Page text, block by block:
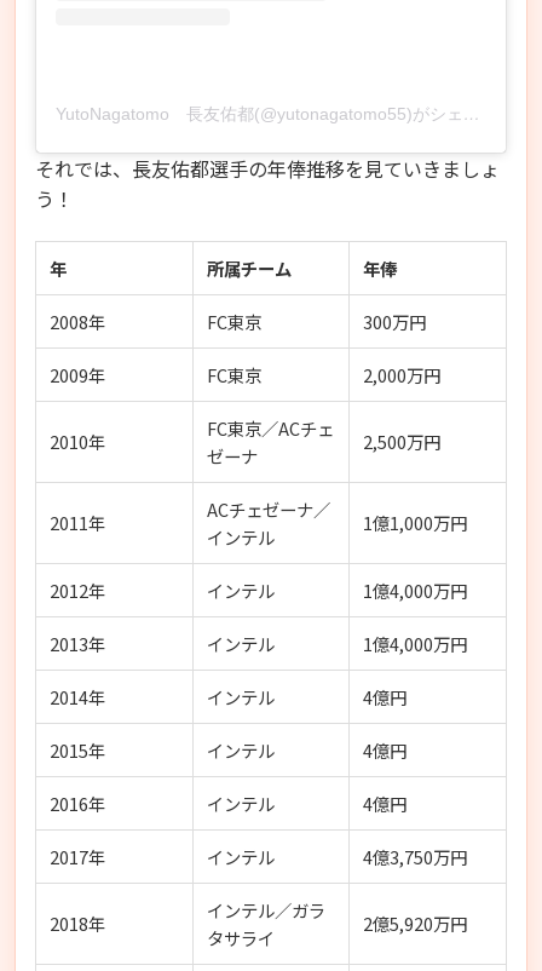
YutoNagatomo 長友佑都(@yutonagatomo55)がシェアした投稿
それでは、長友佑都選手の年俸推移を見ていきましょ
う！
年 所属チーム 年俸
2008年 FC東京 300万円
2009年 FC東京 2,000万円
2010年
FC東京／ACチェ
ゼーナ
2,500万円
2011年
ACチェゼーナ／
インテル
1億1,000万円
2012年 インテル 1億4,000万円
2013年 インテル 1億4,000万円
2014年 インテル 4億円
2015年 インテル 4億円
2016年 インテル 4億円
2017年 インテル 4億3,750万円
2018年
インテル／ガラ
タサライ
2億5,920万円